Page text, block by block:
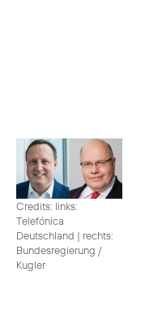
Credits: links:
Telefónica
Deutschland | rechts:
Bundesregierung /
Kugler